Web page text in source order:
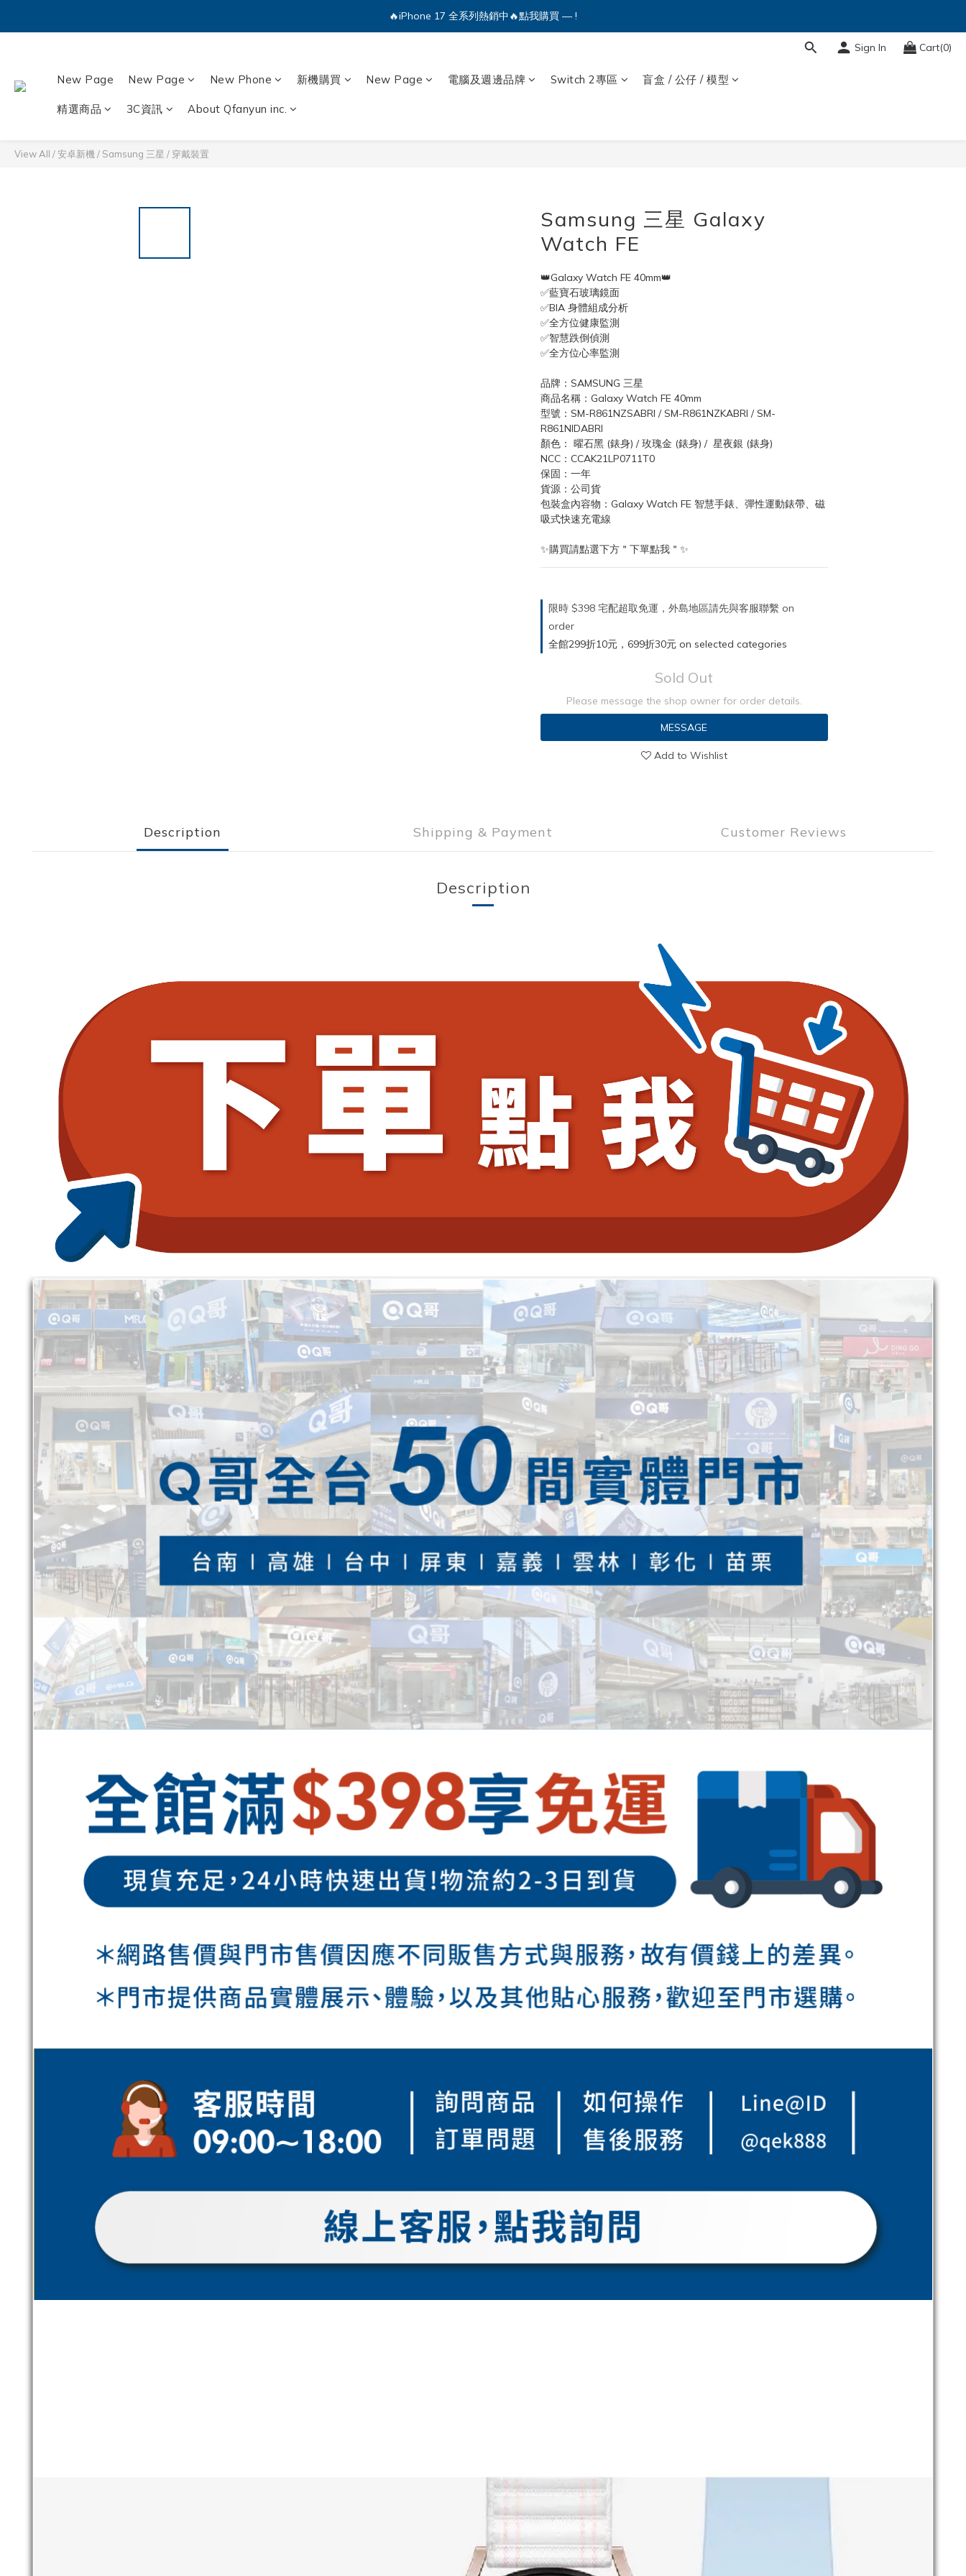
🔥iPhone 17 全系列熱銷中🔥點我購買 — !
Sign In Cart(0)
New Page New Page New Phone 新機購買 New Page 電腦及週邊品牌 Switch 2專區 盲盒 / 公仔 / 模型
精選商品 3C資訊 About Qfanyun inc.
View All /安卓新機 / Samsung 三星 / 穿戴裝置
Samsung 三星 Galaxy
Watch FE
👑Galaxy Watch FE 40mm👑
✅藍寶石玻璃鏡面
✅BIA 身體組成分析
✅全方位健康監測
✅智慧跌倒偵測
✅全方位心率監測
品牌：SAMSUNG 三星
商品名稱：Galaxy Watch FE 40mm
型號：SM-R861NZSABRI / SM-R861NZKABRI / SM-
R861NIDABRI
顏色： 曜石黑 (錶身) / 玫瑰金 (錶身) /  星夜銀 (錶身)
NCC：CCAK21LP0711T0
保固：一年
貨源：公司貨
包裝盒內容物：Galaxy Watch FE 智慧手錶、彈性運動錶帶、磁
吸式快速充電線
✨購買請點選下方＂下單點我＂✨
限時 $398 宅配超取免運，外島地區請先與客服聯繫 on
order
全館299折10元，699折30元 on selected categories
Sold Out
Please message the shop owner for order details.
MESSAGE
Add to Wishlist
Description Shipping & Payment Customer Reviews
Description